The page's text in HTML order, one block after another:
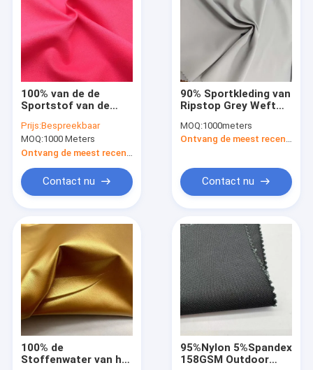
100% van de de
Sportstof van de
214gsm van de de
Polyesterperzik de
Huidstof voor
Huistextiel
Prijs:Bespreekbaar
MOQ:1000 Meters
Contact nu
90% Sportkleding van
Ripstop Grey Weft
polyester10%
Spandex Stof de
MOQ:1000meters
Ontvang de meest recente Prijs
Contact nu
100% de
Stoffenwater van het
95%Nylon 5%Spandex
158GSM Outdoor